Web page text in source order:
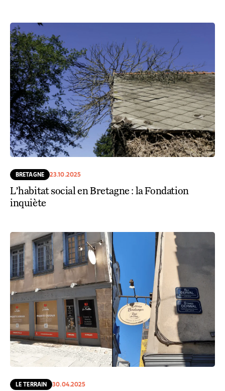
BRETAGNE 23.10.2025
L’habitat social en Bretagne : la Fondation
inquiète
LE TERRAIN 30.04.2025